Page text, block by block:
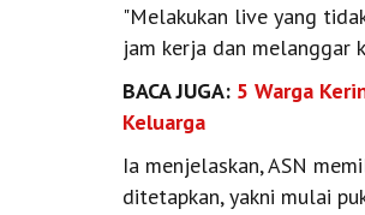
"Melakukan live yang
jam kerja dan melanggar
BACA JUGA: 5 Warga
Keluarga
Ia menjelaskan, ASN
ditetapkan, yakni mulai